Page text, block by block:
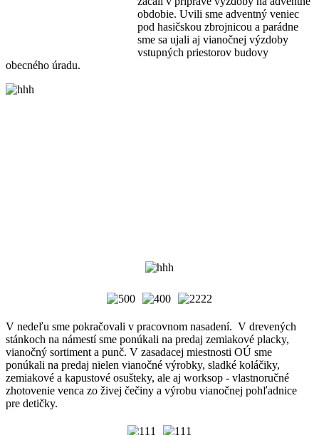
obdobie. Uvili sme adventný veniec
pod hasičskou zbrojnicou a parádne
sme sa ujali aj vianočnej výzdoby
vstupných priestorov budovy
obecného úradu.
V nedeľu sme pokračovali v pracovnom nasadení. V drevených
stánkoch na námestí sme ponúkali na predaj zemiakové placky,
vianočný sortiment a punč. V zasadacej miestnosti OÚ sme
ponúkali na predaj nielen vianočné výrobky, sladké koláčiky,
zemiakové a kapustové osušteky, ale aj worksop - vlastnoručné
zhotovenie venca zo živej čečiny a výrobu vianočnej pohľadnice
pre detičky.